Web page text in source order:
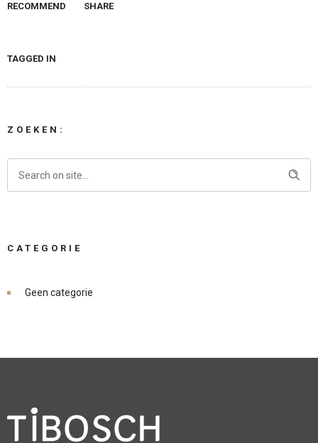
RECOMMEND SHARE
TAGGED IN
ZOEKEN:
CATEGORIE
Geen categorie